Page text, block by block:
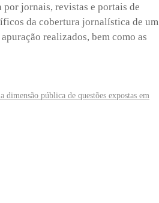
jornais, revistas e portais de
da cobertura jornalística de um
realizados, bem como as
pública de questões expostas em